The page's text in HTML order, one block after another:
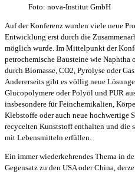
Foto: nova-Institut GmbH
Auf der Konferenz wurden viele neue
Entwicklung erst durch die
möglich wurde. Im Mittelpunkt der
petrochemische Bausteine wie Naphtha
durch Biomasse, CO2, Pyrolyse oder
Andererseits gibt es völlig neue
Glucopolymere oder Polyöl und PUR
insbesondere für Feinchemikalien,
Klebstoffe oder auch neue hochwertige
recycelten Kunststoff enthalten und die
mit Lebensmitteln erfüllen.
Ein immer wiederkehrendes Thema in
Gegensatz zu den USA oder China,